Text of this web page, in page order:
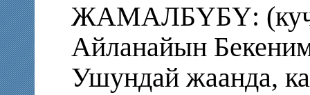
ЖАМАЛБҮБҮ:
Айланайын
Ушундай жаанда,